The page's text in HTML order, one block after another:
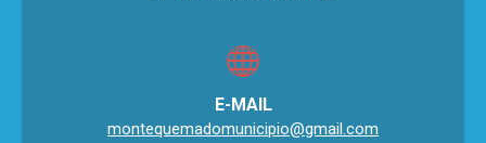
E-MAIL
montequemadomunicipio@gmail.com